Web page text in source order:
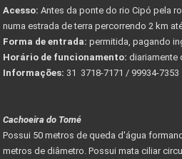
Acesso: Antes da ponte do rio Cipó pela
numa estrada de terra percorrendo 2 km
Forma de entrada: permitida, pagando
Horário de funcionamento: diariamente
Informações: 31 3718-7171 / 99934-7353
Cachoeira do Tomé
Possui 50 metros de queda d'água
metros de diâmetro. Possui mata ciliar